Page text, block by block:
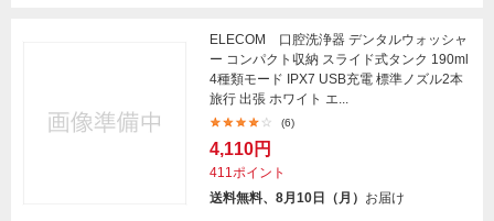
ELECOM 口腔洗浄器 デンタルウォッシャ
ー コンパクト収納 スライド式タンク 190ml
4種類モード IPX7 USB充電 標準ノズル2本
旅行 出張 ホワイト エ...
(6)
4,110円
411ポイント
送料無料、8月10日（月） お届け